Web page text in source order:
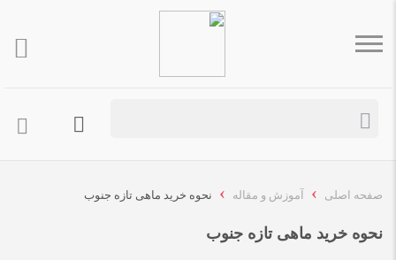
صفحه اصلی › آموزش و مقاله › نحوه خرید ماهی تازه جنوب
نحوه خرید ماهی تازه جنوب